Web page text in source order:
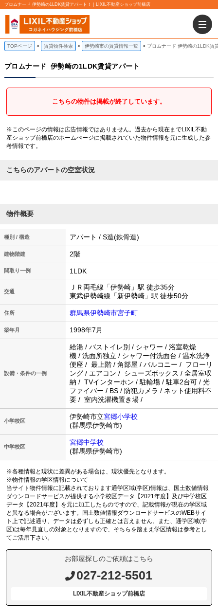
プロムナード 伊勢崎の1LDK賃貸アパート！｜LIXIL不動産ショップ前橋店
TOPページ 賃貸物件検索 伊勢崎市の賃貸情報一覧 プロムナード 伊勢崎の1LDK賃
プロムナード 伊勢崎の1LDK賃貸アパート
こちらの物件は掲載が終了しています。
※このページの情報は広告情報ではありません。過去から現在までLIXIL不動
産ショップ前橋店のホームぺージに掲載されていた物件情報を元に生成した参
考情報です。
こちらのアパートの空室状況
物件概要
種別 / 構造 アパート / S造(鉄骨造)
建物階建 2階
間取り一例 1LDK
交通
ＪＲ両毛線「伊勢崎」駅 徒歩35分
東武伊勢崎線「新伊勢崎」駅 徒歩50分
住所 群馬県伊勢崎市宮子町
築年月 1998年7月
設備・条件の一例
給湯 / バストイレ別 / シャワー / 浴室乾燥
機 / 洗面所独立 / シャワー付洗面台 / 温水洗浄
便座 / 最上階 / 角部屋 / バルコニー / フローリ
ング / エアコン / シューズボックス / 全居室収
納 / TVインターホン / 駐輪場 / 駐車2台可 / 光
ファイバー / BS / 防犯カメラ / ネット使用料不
要 / 室内洗濯機置き場 /
小学校区
伊勢崎市立宮郷小学校
(群馬県伊勢崎市)
中学校区
宮郷中学校
(群馬県伊勢崎市)
※各種情報と現状に差異がある場合は、現状優先となります。
※物件情報の学区情報について
当サイト物件情報に記載されております通学区域(学区)情報は、国土数値情報
ダウンロードサービスが提供する小学校区データ【2021年度】及び中学校区
データ【2021年度】を元に加工したものですので、記載情報が現在の学区域
と異なる場合がございます。国土数値情報ダウンロードサービスのWEBサイ
ト上で記述通り、データは必ずしも正確とは言えません。また、通学区域(学
区)は毎年見直しの対象となりますので、そちらを踏まえ学区情報は参考とし
てご活用下さい。
お部屋探しのご依頼はこちら
027-212-5501
LIXIL不動産ショップ前橋店